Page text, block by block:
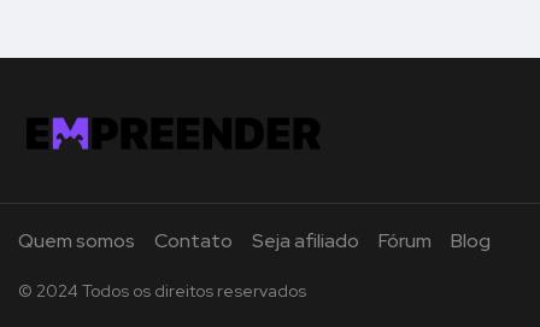
Quem somos Contato Seja afiliado Fórum Blog
© 2024 Todos os direitos reservados